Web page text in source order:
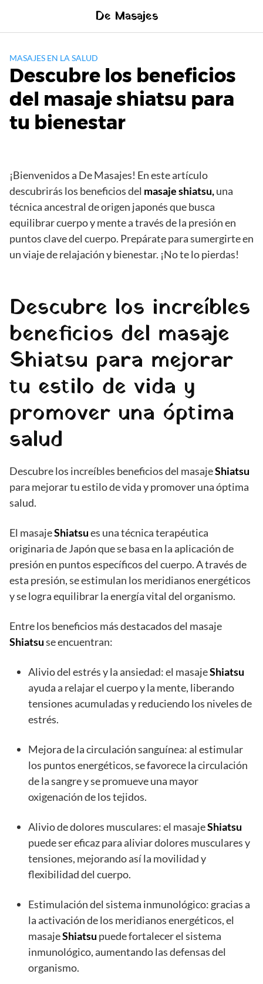
contenido
De Masajes
MASAJES EN LA SALUD
Descubre los beneficios
del masaje shiatsu para
tu bienestar
¡Bienvenidos a De Masajes! En este artículo
descubrirás los beneficios del masaje shiatsu,una
técnica ancestral de origen japonés que busca
equilibrar cuerpo y mente a través de la presión en
puntos clave del cuerpo. Prepárate para sumergirte en
un viaje de relajación y bienestar. ¡No te lo pierdas!
Descubre los increíbles
beneficios del masaje
Shiatsu para mejorar
tu estilo de vida y
promover una óptima
salud
Descubre los increíbles beneficios del masajeShiatsu
para mejorar tu estilo de vida y promover una óptima
salud.
El masajeShiatsues una técnica terapéutica
originaria de Japón que se basa en la aplicación de
presión en puntos específicos del cuerpo. A través de
esta presión, se estimulan los meridianos energéticos
y se logra equilibrar la energía vital del organismo.
Entre los beneficios más destacados del masaje
Shiatsuse encuentran:
Alivio del estrés y la ansiedad: el masajeShiatsu
ayuda a relajar el cuerpo y la mente, liberando
tensiones acumuladas y reduciendo los niveles de
estrés.
Mejora de la circulación sanguínea: al estimular
los puntos energéticos, se favorece la circulación
de la sangre y se promueve una mayor
oxigenación de los tejidos.
Alivio de dolores musculares: el masajeShiatsu
puede ser eficaz para aliviar dolores musculares y
tensiones, mejorando así la movilidad y
flexibilidad del cuerpo.
Estimulación del sistema inmunológico: gracias a
la activación de los meridianos energéticos, el
masajeShiatsu puede fortalecer el sistema
inmunológico, aumentando las defensas del
organismo.